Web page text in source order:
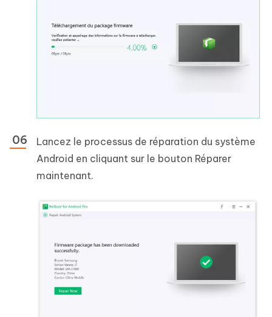
Lancez le processus de réparation du système
Android en cliquant sur le bouton Réparer
maintenant.